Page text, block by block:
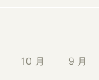
10 月 9 月